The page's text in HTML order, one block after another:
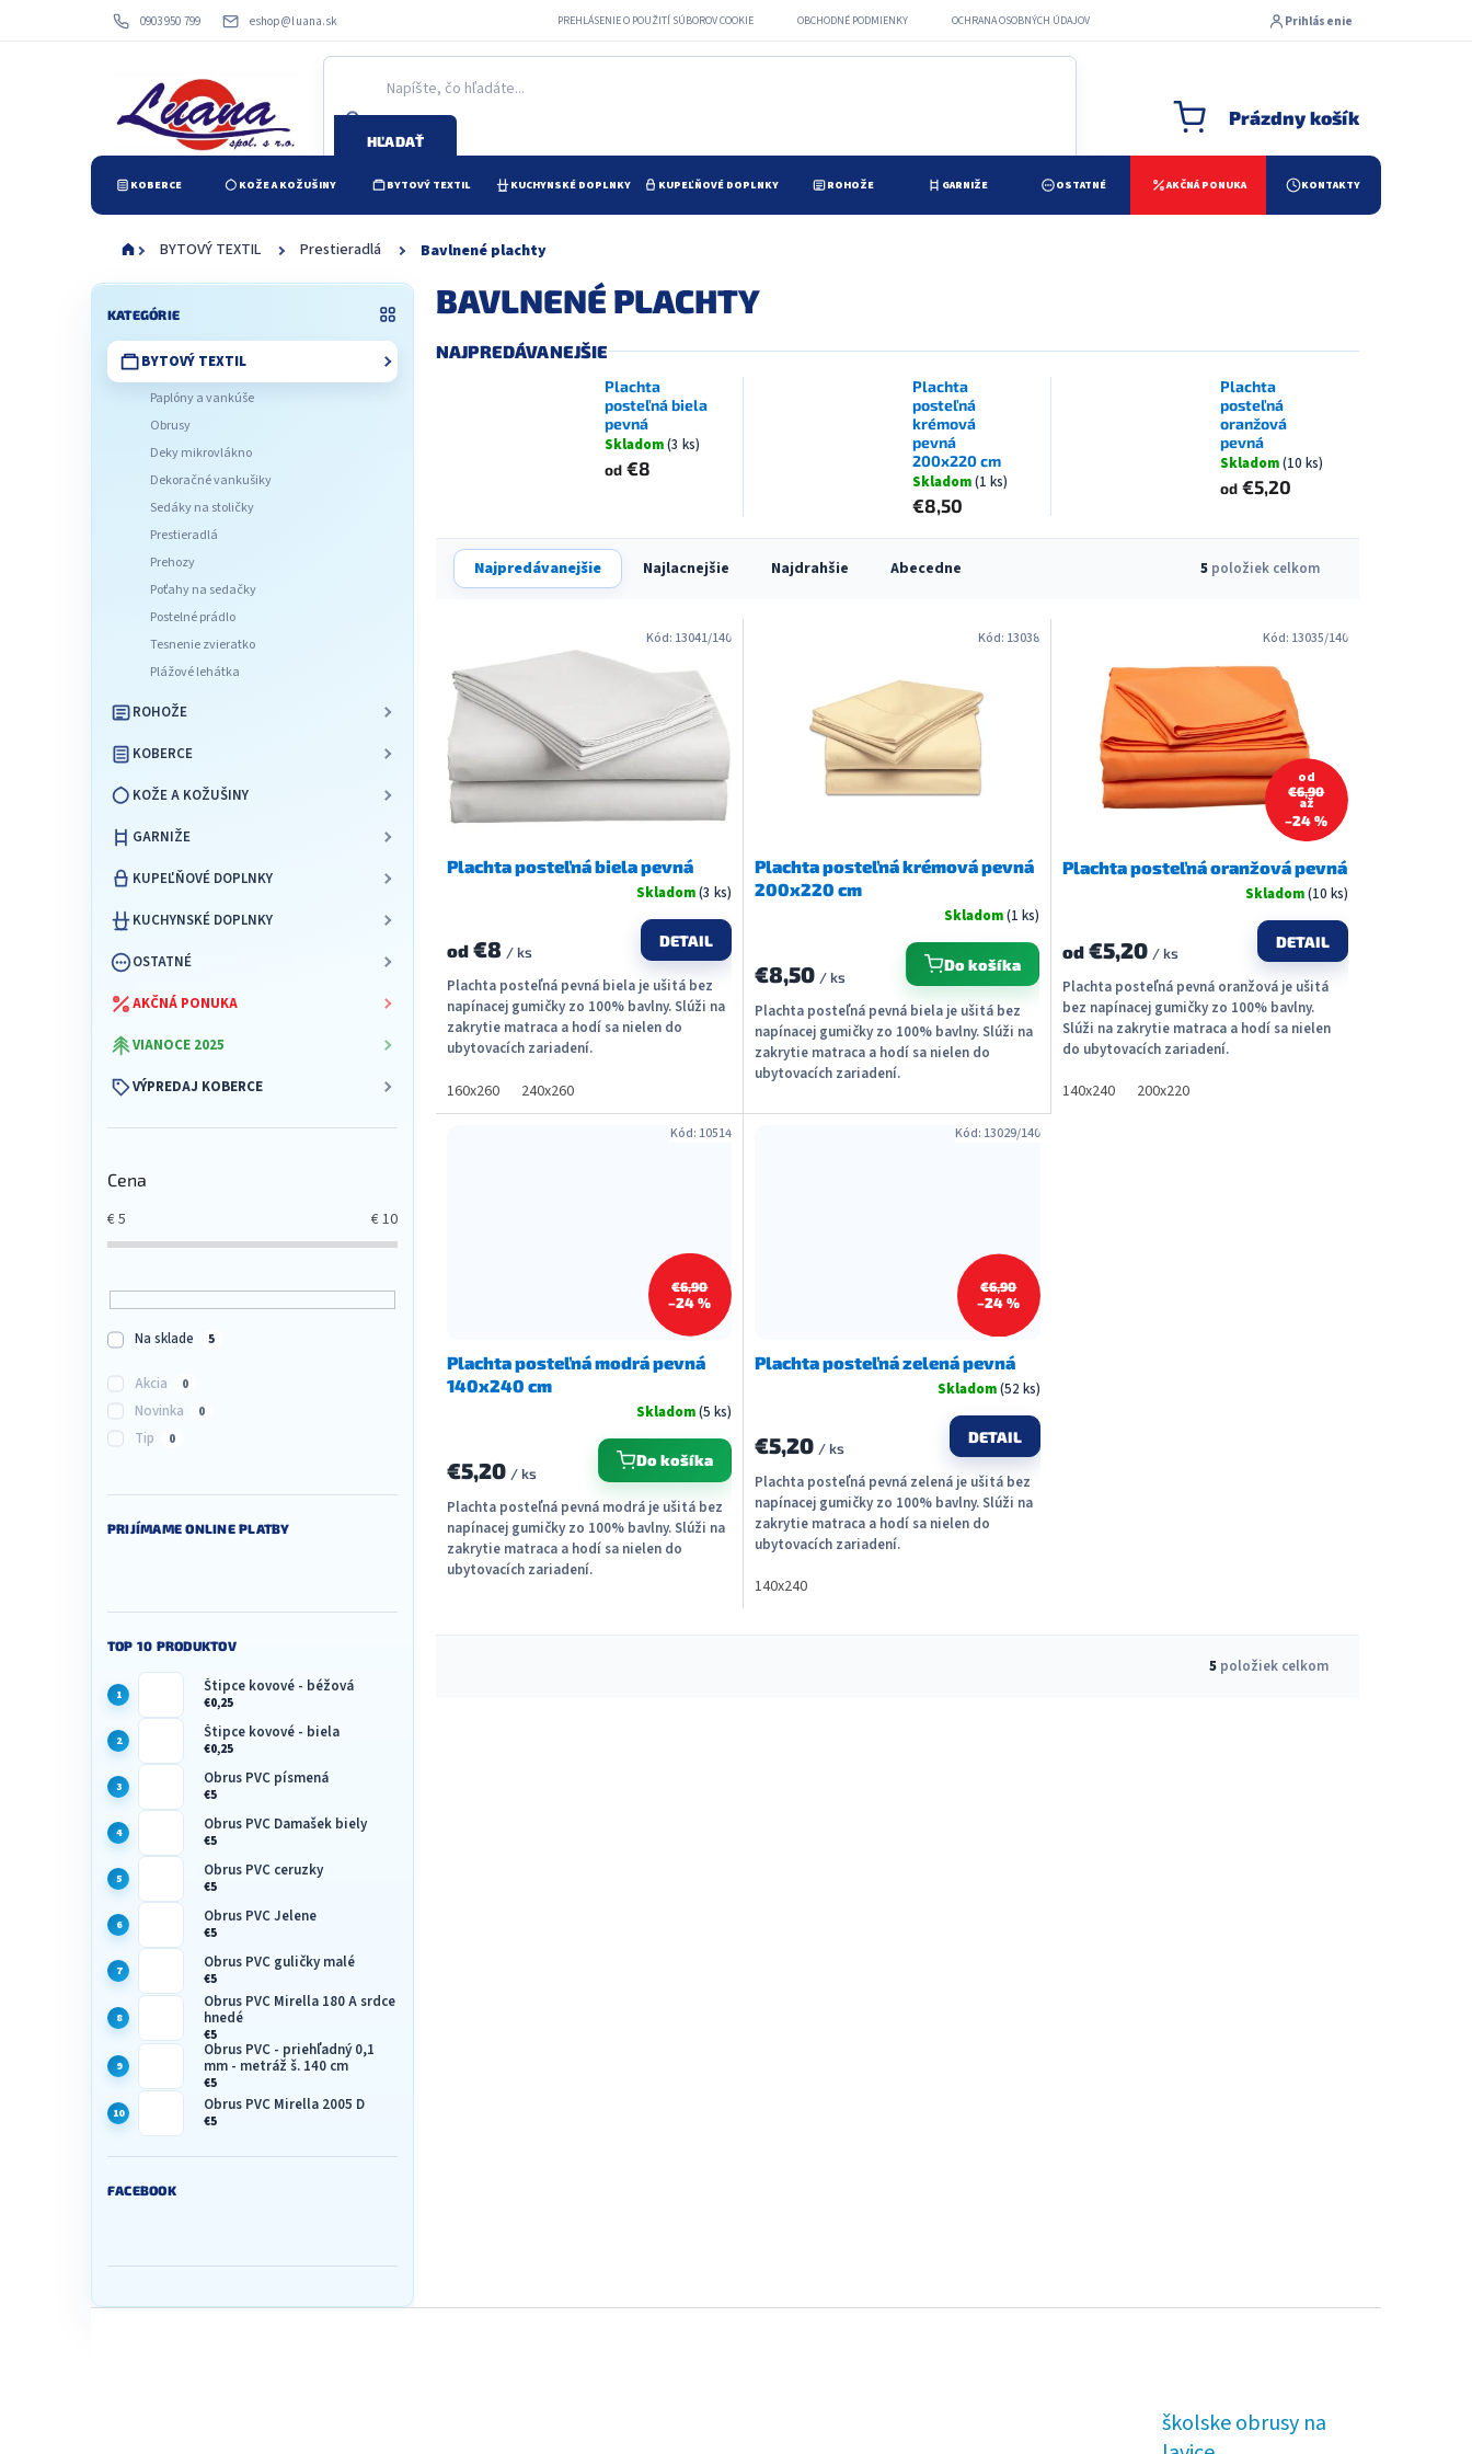
0903 950 799 eshop@luana.sk PREHLÁSENIE O POUŽITÍ SÚBOROV COOKIE OBCHODNÉ PODMIENKY OCHRANA OSOBNÝCH ÚDAJOV Prihlásenie
HĽADAŤ
NÁKUPNÝ KOŠÍK
Prázdny košík
KOBERCE KOŽE A KOŽUŠINY BYTOVÝ TEXTIL KUCHYNSKÉ DOPLNKY KUPEĽŇOVÉ DOPLNKY ROHOŽE GARNIŽE OSTATNÉ AKČNÁ PONUKA KONTAKTY
BYTOVÝ TEXTIL Prestieradlá Bavlnené plachty
B
Preskočiť
KATEGÓRIE
BYTOVÝ TEXTIL
Paplóny a vankúše
Obrusy
Deky mikrovlákno
Dekoračné vankušiky
Sedáky na stoličky
Prestieradlá
Prehozy
Poťahy na sedačky
Postelné prádlo
Tesnenie zvieratko
Plážové lehátka
ROHOŽE
KOBERCE
KOŽE A KOŽUŠINY
GARNIŽE
KUPEĽŇOVÉ DOPLNKY
KUCHYNSKÉ DOPLNKY
OSTATNÉ
AKČNÁ PONUKA
VIANOCE 2025
VÝPREDAJ KOBERCE
Cena
€5 €10
Na sklade 5
Akcia 0
Novinka 0
Tip 0
PRIJÍMAME ONLINE PLATBY
TOP 10 PRODUKTOV
Štipce kovové - béžová
€0,25
Štipce kovové - biela
€0,25
Obrus PVC písmená
€5
Obrus PVC Damašek biely
€5
Obrus PVC ceruzky
€5
Obrus PVC Jelene
€5
Obrus PVC guličky malé
€5
Obrus PVC Mirella 180 A srdce
hnedé
€5
Obrus PVC - priehľadný 0,1
mm - metráž š. 140 cm
€5
Obrus PVC Mirella 2005 D
€5
FACEBOOK
BAVLNENÉ PLACHTY
NAJPREDÁVANEJŠIE
Plachta
posteľná biela
pevná
Skladom(3 ks)
od €8
Plachta
posteľná
krémová
pevná
200x220 cm
Skladom(1 ks)
€8,50
Plachta
posteľná
oranžová
pevná
Skladom(10 ks)
od €5,20
R
a
i
e
p
r
o
d
u
t
Najpredávanejšie Najlacnejšie Najdrahšie Abecedne 5 položiek celkom
p
Plachta posteľná biela pevná
Skladom(3 ks)
od €8 / ks
DETAIL
Plachta posteľná pevná biela je ušitá bez
napínacej gumičky zo 100% bavlny. Slúži na
zakrytie matraca a hodí sa nielen do
ubytovacích zariadení.
160x260 240x260
Kód: 13041/140
Plachta posteľná krémová pevná
200x220 cm
Skladom(1 ks)
€8,50 / ks
Do košíka
Plachta posteľná pevná biela je ušitá bez
napínacej gumičky zo 100% bavlny. Slúži na
zakrytie matraca a hodí sa nielen do
ubytovacích zariadení.
Kód: 13038
od
€6,90
až
–24 %
Plachta posteľná oranžová pevná
Skladom(10 ks)
od€5,20 / ks
DETAIL
Plachta posteľná pevná oranžová je ušitá
bez napínacej gumičky zo 100% bavlny.
Slúži na zakrytie matraca a hodí sa nielen
do ubytovacích zariadení.
140x240 200x220
Kód: 13035/140
€6,90
–24 %
Plachta posteľná modrá pevná
140x240 cm
Skladom(5 ks)
€5,20 / ks
Do košíka
Plachta posteľná pevná modrá je ušitá bez
napínacej gumičky zo 100% bavlny. Slúži na
zakrytie matraca a hodí sa nielen do
ubytovacích zariadení.
Kód: 10514
€6,90
–24 %
Plachta posteľná zelená pevná
Skladom(52 ks)
€5,20 / ks
DETAIL
Plachta posteľná pevná zelená je ušitá bez
napínacej gumičky zo 100% bavlny. Slúži na
zakrytie matraca a hodí sa nielen do
ubytovacích zariadení.
140x240
Kód: 13029/140
5 položiek celkom
školske obrusy na